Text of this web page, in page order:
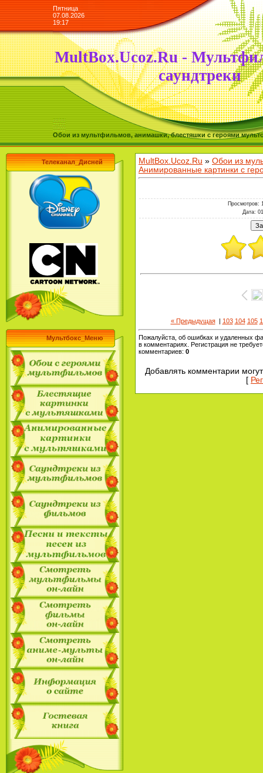
Пятница
07.08.2026
19:17
MultBox.Ucoz.Ru -
саундтреки
Обои из мультфильмов, анимашки, блестяшки с героями
Телеканал_Дисней
Мультбокс_Меню
MultBox.Ucoz.Ru » Обои из
Анимированные картинки с
Просмотров:
Дата:
« Предыдущая| 103 104 105
Пожалуйста, об ошибках и удаленных
в комментариях. Регистрация не
комментариев: 0
Добавлять комментарии
[